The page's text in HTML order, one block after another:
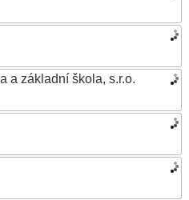
a základní škola, s.r.o.